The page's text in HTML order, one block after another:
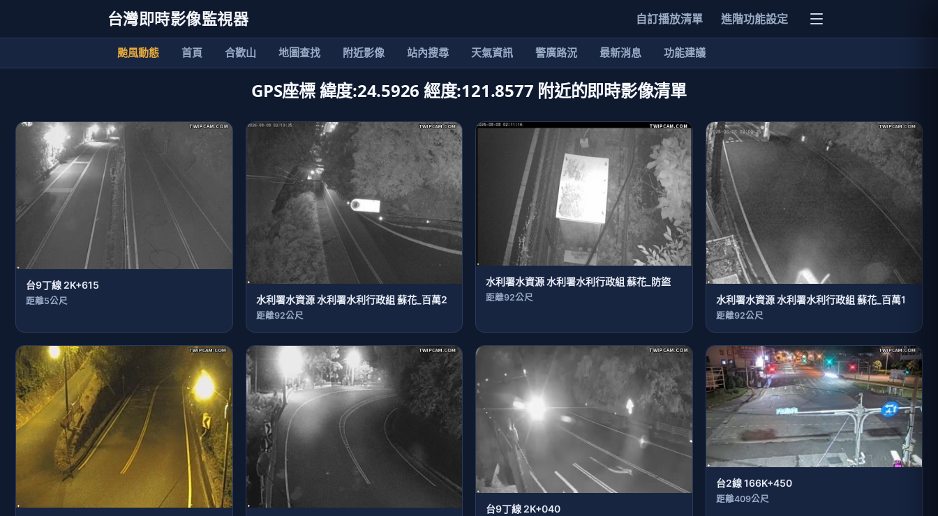
台灣即時影像監視器 自訂播放清單 進階功能設定
颱風動態 首頁 合歡山 地圖查找 附近影像 站內搜尋 天氣資訊 警廣路況 最新消息 功能建議
GPS座標 緯度:24.5926 經度:121.8577 附近的即時影像清單
台9丁線 2K+615
距離5公尺 水利署水資源 水利署水利行政組 蘇花_百萬2
距離92公尺
水利署水資源 水利署水利行政組 蘇花_防盜
距離92公尺 水利署水資源 水利署水利行政組 蘇花_百萬1
距離92公尺
台9丁線 2K+040
台2線 166K+450
距離409公尺